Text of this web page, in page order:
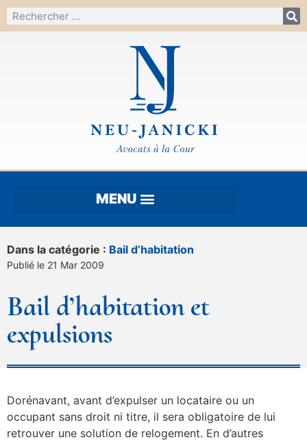
Dans la catégorie : Bail d’habitation
Publié le 21 Mar 2009
Bail d’habitation et
expulsions
Dorénavant, avant d’expulser un locataire ou un
occupant sans droit ni titre, il sera obligatoire de lui
retrouver une solution de relogement. En d’autres